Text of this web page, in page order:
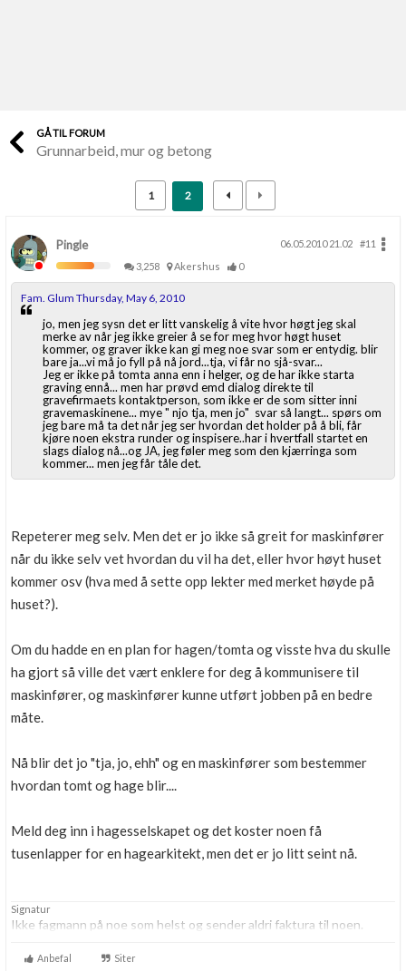
Finn håndverkere
Skaff dokumentasjon som mangler
Kundeservice
Få svar på det du lurer på
Kom i gang med Boligmappa
Se din bolig? Klikk her
Boligmappa+
Få mer ut av Boligmappa
Nytt
GÅ TIL FORUM
Grunnarbeid, mur og betong
1 2
Pingle 06.05.2010 21.02
#11
3,258
Akershus 0
Fam. Glum Thursday, May 6, 2010
jo, men jeg sysn det er litt vanskelig å vite hvor høgt jeg skal
merke av når jeg ikke greier å se for meg hvor høgt huset
kommer, og graver ikke kan gi meg noe svar som er entydig. blir
bare ja...vi må jo fyll på nå jord...tja, vi får no sjå-svar...
Jeg er ikke på tomta anna enn i helger, og de har ikke starta
graving ennå... men har prøvd emd dialog direkte til
gravefirmaets kontaktperson, som ikke er de som sitter inni
gravemaskinene... mye " njo tja, men jo" svar så langt... spørs om
jeg bare må ta det når jeg ser hvordan det holder på å bli, får
kjøre noen ekstra runder og inspisere..har i hvertfall startet en
slags dialog nå...og JA, jeg føler meg som den kjærringa som
kommer... men jeg får tåle det.
Repeterer meg selv. Men det er jo ikke så greit for maskinfører
når du ikke selv vet hvordan du vil ha det, eller hvor høyt huset
kommer osv (hva med å sette opp lekter med merket høyde på
huset?).
Om du hadde en en plan for hagen/tomta og visste hva du skulle
ha gjort så ville det vært enklere for deg å kommunisere til
maskinfører, og maskinfører kunne utført jobben på en bedre
måte.
Nå blir det jo "tja, jo, ehh" og en maskinfører som bestemmer
hvordan tomt og hage blir....
Meld deg inn i hagesselskapet og det koster noen få
tusenlapper for en hagearkitekt, men det er jo litt seint nå.
Signatur
Ikke fagmann på noe som helst og sender aldri faktura til noen.
Anbefal Siter